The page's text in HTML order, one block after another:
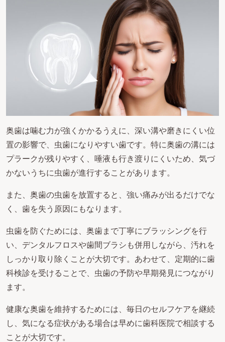
奥歯は噛む力が強くかかるうえに、深い溝や磨きにくい位
置の影響で、虫歯になりやすい歯です。特に奥歯の溝には
プラークが残りやすく、唾液も行き渡りにくいため、気づ
かないうちに虫歯が進行することがあります。
また、奥歯の虫歯を放置すると、強い痛みが出るだけでな
く、歯を失う原因にもなります。
虫歯を防ぐためには、奥歯まで丁寧にブラッシングを行
い、デンタルフロスや歯間ブラシも併用しながら、汚れを
しっかり取り除くことが大切です。あわせて、定期的に歯
科検診を受けることで、虫歯の予防や早期発見につながり
ます。
健康な奥歯を維持するためには、毎日のセルフケアを継続
し、気になる症状がある場合は早めに歯科医院で相談する
ことが大切です。